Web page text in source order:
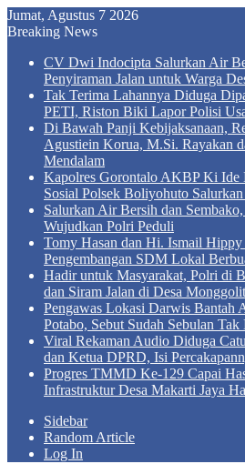
Jumat, Agustus 7 2026
Breaking News
CV Dwi Indocipta Salurkan Air
Penyiraman Jalan untuk Warga
Tak Terima Lahannya Diduga
PETI, Riston Biki Lapor Polisi
Di Bawah Panji Kebijaksanaan,
Agustiein Korua, M.Si. Rayakan
Mendalam
Kapolres Gorontalo AKBP Ki Ide
Sosial Polsek Boliyohuto
Salurkan Air Bersih dan
Wujudkan Polri Peduli
Tomy Hasan dan Hi. Ismail
Pengembangan SDM Lokal
Hadir untuk Masyarakat, Polri di
dan Siram Jalan di Desa
Pengawas Lokasi Darwis Bantah
Potabo, Sebut Sudah Sebulan Tak
Viral Rekaman Audio Diduga
dan Ketua DPRD, Isi
Progres TMMD Ke-129 Capai
Infrastruktur Desa Makarti Jaya
Sidebar
Random Article
Log In